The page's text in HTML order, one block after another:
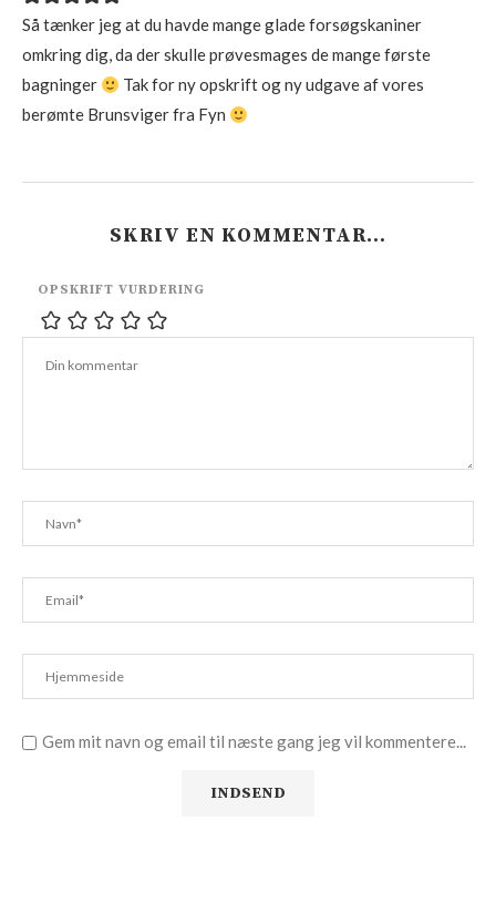
Så tænker jeg at du havde mange glade forsøgskaniner
omkring dig, da der skulle prøvesmages de mange første
bagninger
Tak for ny opskrift og ny udgave af vores
berømte Brunsviger fra Fyn
SKRIV EN KOMMENTAR…
OPSKRIFT VURDERING
Gem mit navn og email til næste gang jeg vil kommentere...